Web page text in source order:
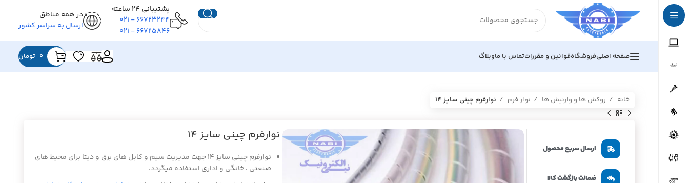
پشتیبانی ۲۴ ساعته
۶۶۷۲۳۲۴۴ - ۰۲۱
۶۶۷۲۵۸۴۶ - ۰۲۱
در همه مناطق
ارسال به سراسر کشور
صفحه اصلیفروشگاهقوانین و مقرراتتماس با ماوبلاگ 0 تومان
خانه روکش ها و وارنیش ها نوار فرم نوارفرم چینی سایز ۱۴
نوارفرم چینی سایز ۱۴
نوارفرم چینی سایز ۱۴ جهت مدیریت سیم و کابل های برق و دیتا برای محیط های
صنعتی ، خانگی و اداری استفاده میگردد.
ارسال سریع محصول
ضمانت بازگشت کالا